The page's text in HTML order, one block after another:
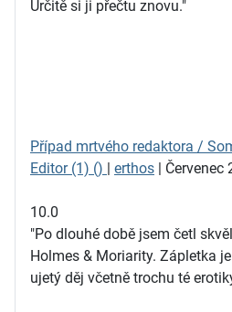
Určitě si ji přečtu znovu."
Případ mrtvého redaktora /
Editor (1) ()
erthos | Červenec
10.0
"Po dlouhé době jsem četl
Holmes & Moriarity. Zápletka
ujetý děj včetně trochu té